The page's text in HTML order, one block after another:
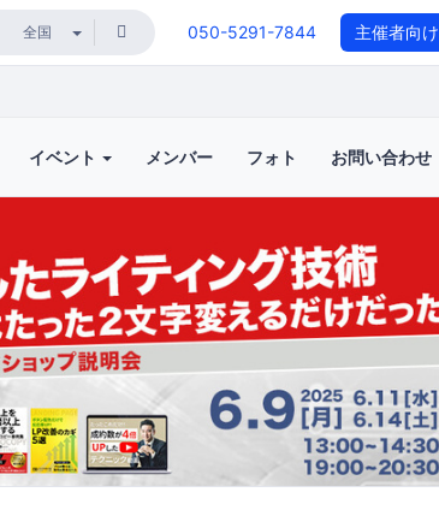
050-5291-7844 主催者向け
イベント メンバー フォト お問い合わせ